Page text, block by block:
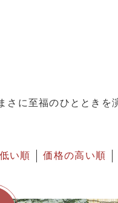
さに至福のひとときを
い順 価格の高い順